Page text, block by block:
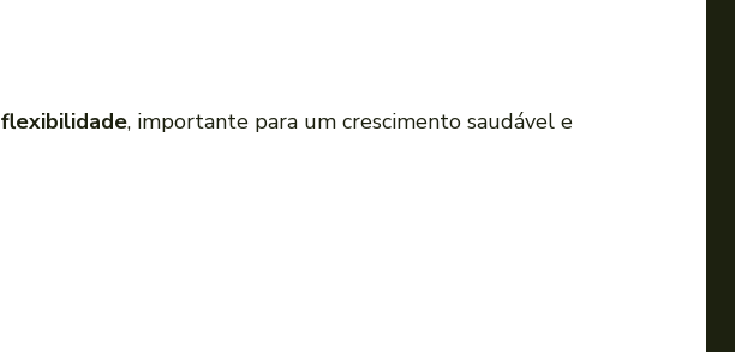
flexibilidade, importante para um crescimento saudável e